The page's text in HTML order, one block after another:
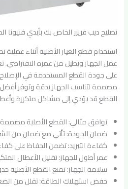
تصليح ديب فريزر الخاص بك بأيدي فنيونا
استخدام قطع الغيار الأصلية أثناء
عمل الجهاز ويطيل من عمره الافتراضي.
على جودة القطع المستخدمة في
مصممة لتناسب الجهاز بدقة وتوفر
القطع قد يؤدي إلى مشاكل متكررة
توافق مثالي: القطع الأصلية مصممة
ضمان الجودة: تأتي مع ضمان من
كفاءة التبريد: تضمن الحفاظ على
عمر أطول للجهاز: تقليل الأعطال
سلامة الجهاز: تمنع القطع الأصلية
خفض استهلاك الطاقة: تقلل من